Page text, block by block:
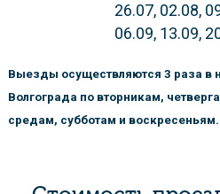
26.07, 02.08,
06.09, 13.09,
Выезды осуществляются 3 раза в
Волгограда по вторникам,
средам, субботам и воскресеньям.